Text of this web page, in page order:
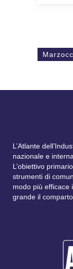
L’Atlante
nazionale e
L’obiettivo
strumenti di
modo più efficace
grande il comparto